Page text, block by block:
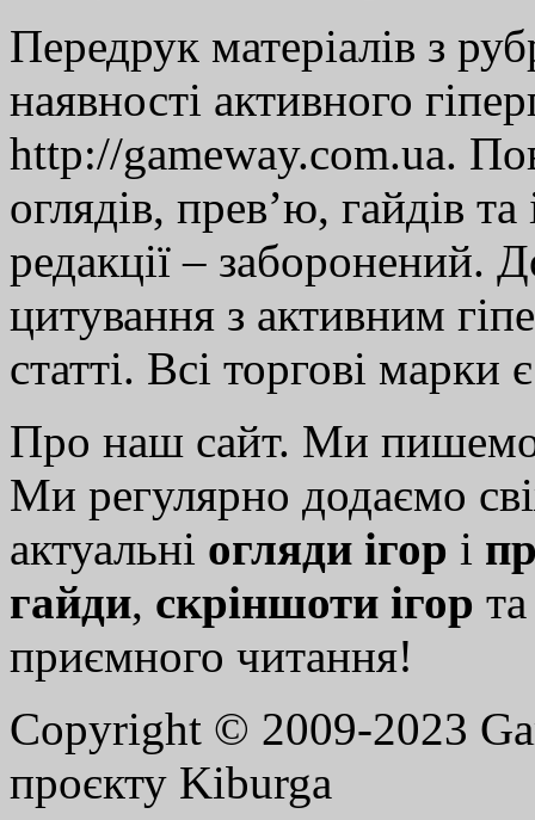
Передрук матеріалів з
наявності активного
http://gameway.com.ua.
оглядів, прев’ю, гайдів
редакції – заборонений.
цитування з активним
статті. Всі торгові марки
Про наш сайт. Ми
Ми регулярно додаємо
актуальні огляди ігор і
гайди, скріншоти ігор
приємного читання!
Copyright © 2009-2023
проєкту Kiburga